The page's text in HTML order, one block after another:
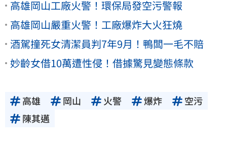
高雄岡山工廠火警！環保局發空污警報
高雄岡山嚴重火警！工廠爆炸大火狂燒
酒駕撞死女清潔員判7年9月！鴨闆一毛不賠
妙齡女借10萬遭性侵！借據驚見變態條款
高雄 岡山 火警 爆炸
空污
陳其邁